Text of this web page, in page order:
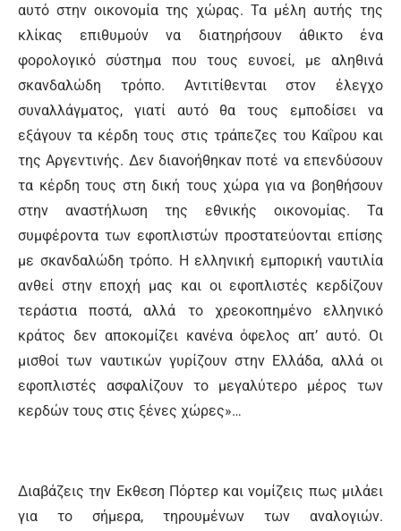
αυτό στην οικονομία της χώρας. Τα μέλη αυτής της
κλίκας επιθυμούν να διατηρήσουν άθικτο ένα
φορολογικό σύστημα που τους ευνοεί, με αληθινά
σκανδαλώδη τρόπο. Αντιτίθενται στον έλεγχο
συναλλάγματος, γιατί αυτό θα τους εμποδίσει να
εξάγουν τα κέρδη τους στις τράπεζες του Καΐρου και
της Αργεντινής. Δεν διανοήθηκαν ποτέ να επενδύσουν
τα κέρδη τους στη δική τους χώρα για να βοηθήσουν
στην αναστήλωση της εθνικής οικονομίας. Τα
συμφέροντα των εφοπλιστών προστατεύονται επίσης
με σκανδαλώδη τρόπο. Η ελληνική εμπορική ναυτιλία
ανθεί στην εποχή μας και οι εφοπλιστές κερδίζουν
τεράστια ποστά, αλλά το χρεοκοπημένο ελληνικό
κράτος δεν αποκομίζει κανένα όφελος απ’ αυτό. Οι
μισθοί των ναυτικών γυρίζουν στην Ελλάδα, αλλά οι
εφοπλιστές ασφαλίζουν το μεγαλύτερο μέρος των
κερδών τους στις ξένες χώρες»…
Διαβάζεις την Εκθεση Πόρτερ και νομίζεις πως μιλάει
για το σήμερα, τηρουμένων των αναλογιών.